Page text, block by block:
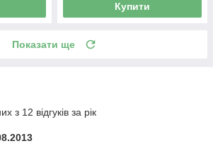
Купити
Показати ще
з 12 відгуків за рік